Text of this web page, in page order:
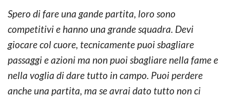
Spero di fare una gande partita, loro sono
competitivi e hanno una grande squadra. Devi
giocare col cuore, tecnicamente puoi sbagliare
passaggi e azioni ma non puoi sbagliare nella fame e
nella voglia di dare tutto in campo. Puoi perdere
anche una partita, ma se avrai dato tutto non ci